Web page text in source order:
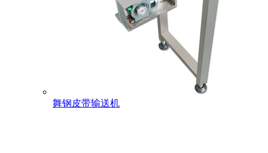
舞钢皮带输送机